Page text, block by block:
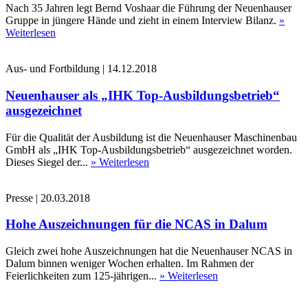
Nach 35 Jahren legt Bernd Voshaar die Führung der Neuenhauser
Gruppe in jüngere Hände und zieht in einem Interview Bilanz. »
Weiterlesen
Aus- und Fortbildung | 14.12.2018
Neuenhauser als „IHK Top-Ausbildungsbetrieb“
ausgezeichnet
Für die Qualität der Ausbildung ist die Neuenhauser Maschinenbau
GmbH als „IHK Top-Ausbildungsbetrieb“ ausgezeichnet worden.
Dieses Siegel der... » Weiterlesen
Presse | 20.03.2018
Hohe Auszeichnungen für die NCAS in Dalum
Gleich zwei hohe Auszeichnungen hat die Neuenhauser NCAS in
Dalum binnen weniger Wochen erhalten. Im Rahmen der
Feierlichkeiten zum 125-jährigen... » Weiterlesen